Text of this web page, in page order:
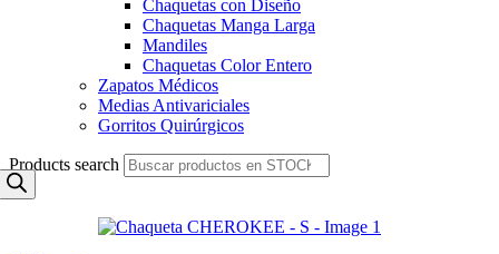
Chaquetas con Diseño
Chaquetas Manga Larga
Mandiles
Chaquetas Color Entero
Zapatos Médicos
Medias Antivariciales
Gorritos Quirúrgicos
Products search